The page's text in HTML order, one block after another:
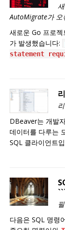
AutoMigrate가 오
새로운 Go 프로
가 발생했습니다:
statement
DBeaver는 개발
데이터를 다루는
SQL 클라이언트
다음은 SQL 명령